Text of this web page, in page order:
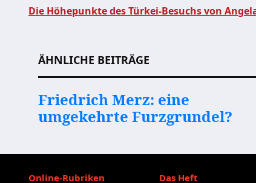
Die Höhepunkte des Türkei-Besuchs von
ÄHNLICHE BEITRÄGE
Friedrich Merz: eine
umgekehrte Furzgrundel?
Online-Rubriken Das Heft